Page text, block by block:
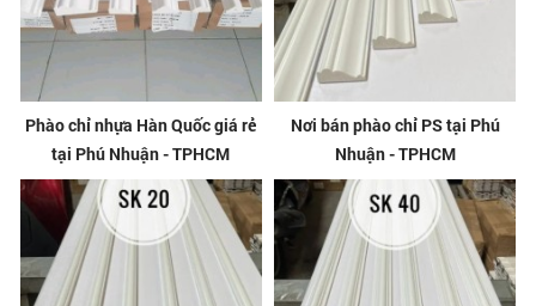
Phào chỉ nhựa Hàn Quốc giá rẻ
tại Phú Nhuận - TPHCM
Nơi bán phào chỉ PS tại Phú
Nhuận - TPHCM